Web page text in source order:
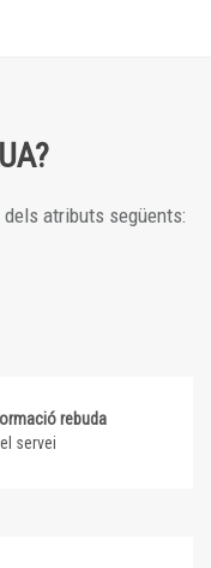
atributs següents:
rebuda
servei